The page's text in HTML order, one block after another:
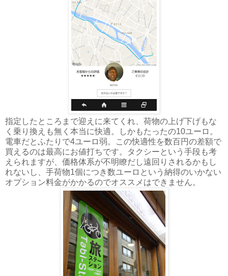
指定したところまで迎えに来てくれ、荷物の上げ下げもな
く乗り換えも無く本当に快適。しかもたったの10ユーロ。
電車だとふたりで4ユーロ弱。この快適性を数百円の差額で
買えるのは最高にお値打ちです。タクシーという手段も考
えられますが、価格体系が不明瞭だし遠回りされるかもし
れないし、手荷物1個につき数ユーロという納得のいかない
オプション料金がかかるのでオススメはできません。